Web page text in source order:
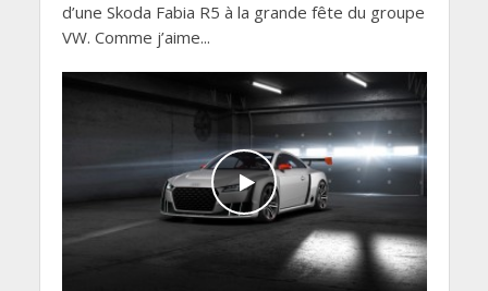
d’une Skoda Fabia R5 à la grande fête du groupe
VW. Comme j’aime...